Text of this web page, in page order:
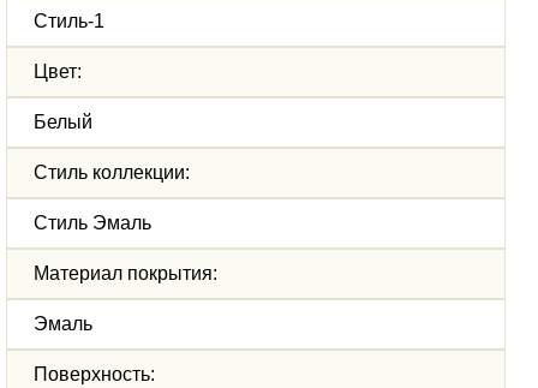
Стиль-1
Цвет:
Белый
Стиль коллекции:
Стиль Эмаль
Материал покрытия:
Эмаль
Поверхность: